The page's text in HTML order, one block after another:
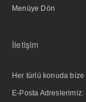
Menüye Dön
İletişim
Her türlü konuda
E-Posta Adreslerimiz: